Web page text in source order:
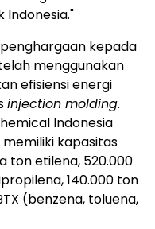
Indonesia."
kepada
menggunakan
efisiensi energi
injection molding.
Indonesia
kapasitas
ton etilena, 520.000
140.000 ton
(benzena, toluena,